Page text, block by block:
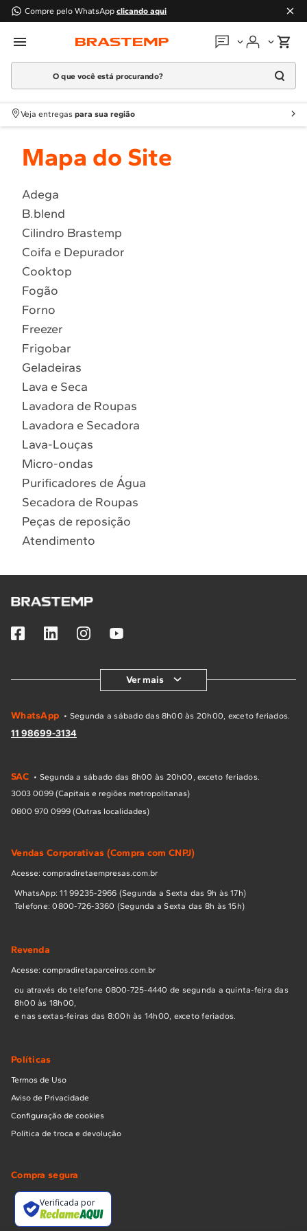
Compre pelo WhatsApp clicando aqui
Em que podemos
Atendimento Brastemp
Localizar assistência técnica
O que você está procurando?
Termos mais buscados
1º Geladeira
2
Fogao
4 º Lava Louça
5 º Cooktop
6º Microondas Brastemp
7º Forno
8º Embutir
9º Combos
Veja entregas para sua região
Mapa do Site
Adega
B.blend
Cilindro Brastemp
Coifa e Depurador
Cooktop
Fogão
Forno
Freezer
Frigobar
Geladeiras
Lava e Seca
Lavadora de Roupas
Lavadora e Secadora
Lava-Louças
Micro-ondas
Purificadores de Água
Secadora de Roupas
Peças de reposição
Atendimento
Ver mais
WhatsApp • Segunda a sábado das 8h00 às 20h00, exceto feriados.
11 98699-3134
SAC • Segunda a sábado das 8h00 às 20h00, exceto feriados.
3003 0099 (Capitais e regiões metropolitanas)
0800 970 0999 (Outras localidades)
Vendas Corporativas (Compra com CNPJ)
Acesse: compradiretaempresas.com.br
WhatsApp: 11 99235-2966 (Segunda a Sexta das 9h às 17h)
Telefone: 0800-726-3360 (Segunda a Sexta das 8h às 15h)
Revenda
Acesse: compradiretaparceiros.com.br
ou através do telefone 0800-725-4440 de segunda a quinta-feira das
8h00 às 18h00,
e nas sextas-feiras das 8:00h às 14h00, exceto feriados.
Políticas
Termos de Uso
Aviso de Privacidade
Configuração de cookies
Política de troca e devolução
Compra segura
Verificada por